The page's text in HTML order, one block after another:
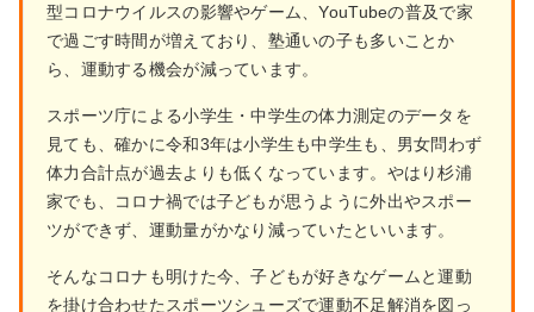
型コロナウイルスの影響やゲーム、YouTubeの普及で家
で過ごす時間が増えており、塾通いの子も多いことか
ら、運動する機会が減っています。
スポーツ庁による小学生・中学生の体力測定のデータを
見ても、確かに令和3年は小学生も中学生も、男女問わず
体力合計点が過去よりも低くなっています。やはり杉浦
家でも、コロナ禍では子どもが思うように外出やスポー
ツができず、運動量がかなり減っていたといいます。
そんなコロナも明けた今、子どもが好きなゲームと運動
を掛け合わせたスポーツシューズで運動不足解消を図っ